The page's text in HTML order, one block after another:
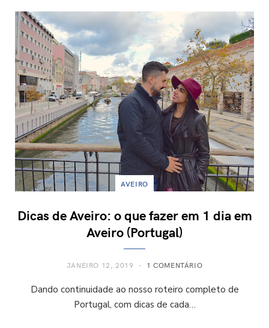
AVEIRO
Dicas de Aveiro: o que fazer em 1 dia em
Aveiro (Portugal)
JANEIRO 12, 2019 1 COMENTÁRIO
Dando continuidade ao nosso roteiro completo de
Portugal, com dicas de cada…